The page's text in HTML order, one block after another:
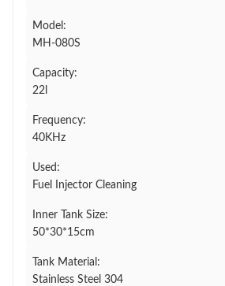
Model:
MH-080S
Capacity:
22l
Frequency:
40KHz
Used:
Fuel Injector Cleaning
Inner Tank Size:
50*30*15cm
Tank Material:
Stainless Steel 304